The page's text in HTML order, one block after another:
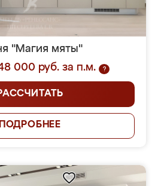
"Магия мяты"
000 руб. за п.м.
?
ПОДРОБНЕЕ